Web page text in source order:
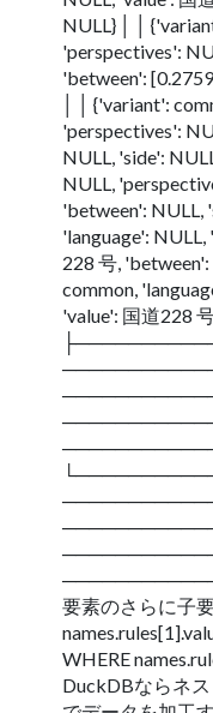
NULL} │ │
'perspectives':
'between':
│ │ {'variant':
'perspectives':
NULL, 'side':
NULL,
'between': NULL,
'language':
228 号,
common,
'value': 国道228
要素のさらに子
WHERE
DuckDBならネ